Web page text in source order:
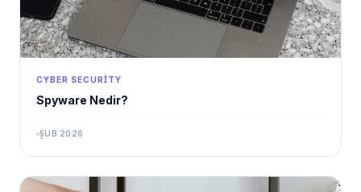
CYBER SECURITY
Spyware Nedir?
ŞUB 2026